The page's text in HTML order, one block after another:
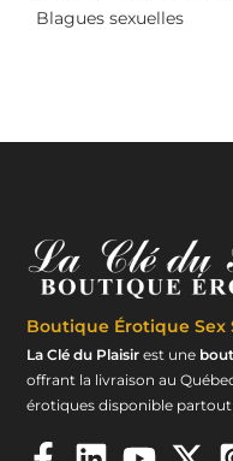
Blagues sexuelles
Boutique Érotique Sex
La Clé du Plaisir est une
offrant la livraison au
érotiques disponible partout